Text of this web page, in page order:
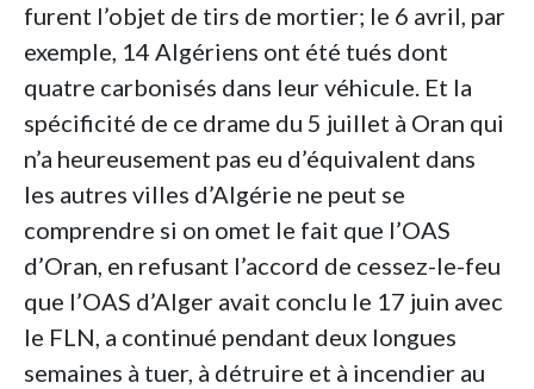
furent l’objet de tirs de mortier; le 6 avril, par
exemple, 14 Algériens ont été tués dont
quatre carbonisés dans leur véhicule. Et la
spécificité de ce drame du 5 juillet à Oran qui
n’a heureusement pas eu d’équivalent dans
les autres villes d’Algérie ne peut se
comprendre si on omet le fait que l’OAS
d’Oran, en refusant l’accord de cessez-le-feu
que l’OAS d’Alger avait conclu le 17 juin avec
le FLN, a continué pendant deux longues
semaines à tuer, à détruire et à incendier au